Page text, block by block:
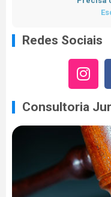
Redes Sociais
Consultoria